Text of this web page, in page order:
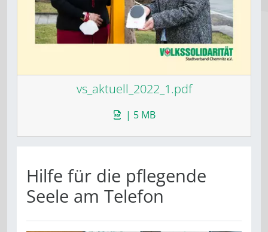
vs_aktuell_2022_1.pdf
| 5 MB
Hilfe für die pflegende
Seele am ­Telefon